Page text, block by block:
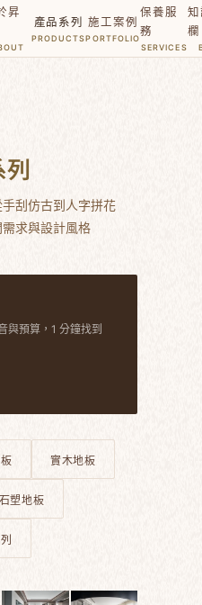
昇
產品系列
PRODUCTS
施工案例
PORTFOLIO
保養服
務
SERVICES
欄
列
刮仿古到人字拼花
求與設計風格
與預算，1 分鐘找到
實木地板
塑地板